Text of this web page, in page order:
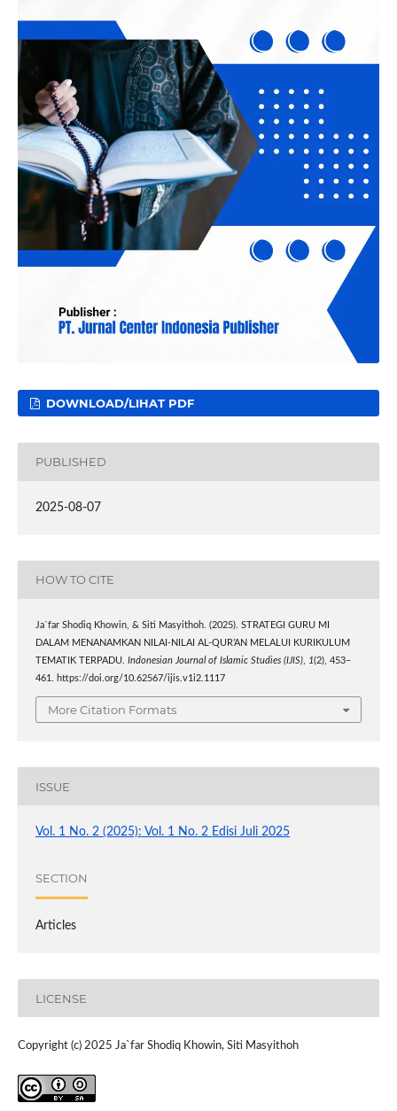
DOWNLOAD/LIHAT PDF
PUBLISHED
2025-08-07
HOW TO CITE
Ja`far Shodiq Khowin, & Siti Masyithoh. (2025). STRATEGI GURU MI
DALAM MENANAMKAN NILAI-NILAI AL-QUR’AN MELALUI KURIKULUM
TEMATIK TERPADU. Indonesian Journal of Islamic Studies (IJIS), 1(2), 453–
461. https://doi.org/10.62567/ijis.v1i2.1117
More Citation Formats
ISSUE
Vol. 1 No. 2 (2025): Vol. 1 No. 2 Edisi Juli 2025
SECTION
Articles
LICENSE
Copyright (c) 2025 Ja`far Shodiq Khowin, Siti Masyithoh